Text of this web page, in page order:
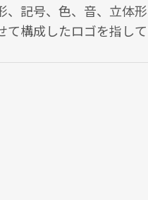
、記号、色、音、立体
て構成したロゴを指し